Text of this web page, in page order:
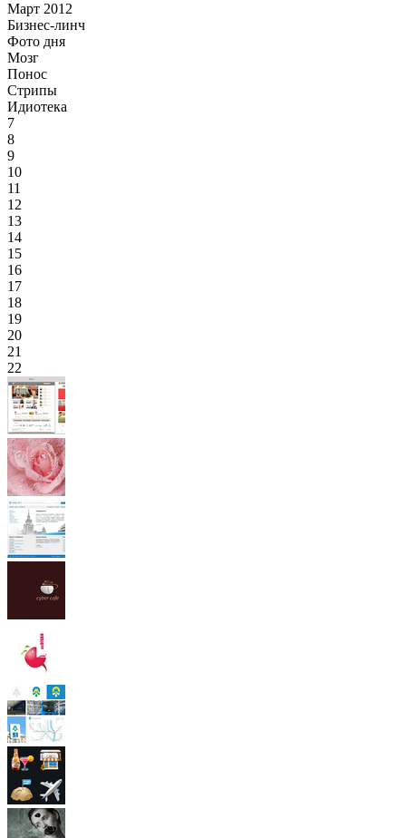
Март 2012
Бизнес-линч
Фото дня
Мозг
Понос
Стрипы
Идиотека
7
8
9
10
11
12
13
14
15
16
17
18
19
20
21
22